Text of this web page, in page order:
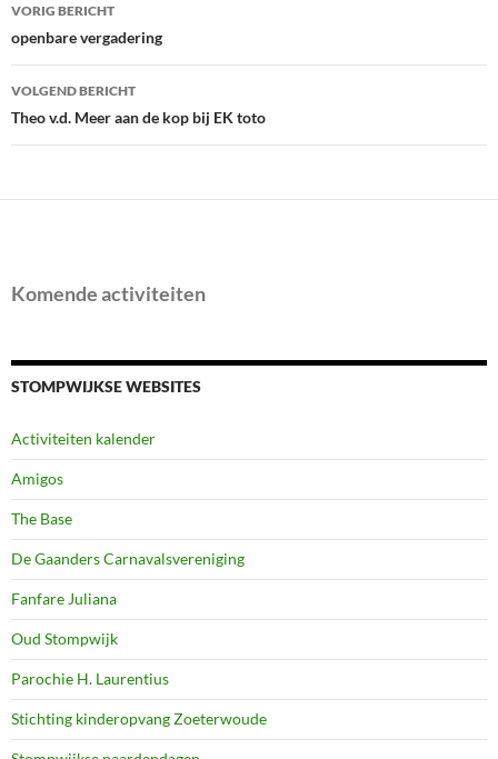
navigatie
VORIG BERICHT
openbare vergadering
VOLGEND BERICHT
Theo v.d. Meer aan de kop bij EK toto
Komende activiteiten
STOMPWIJKSE WEBSITES
Activiteiten kalender
Amigos
The Base
De Gaanders Carnavalsvereniging
Fanfare Juliana
Oud Stompwijk
Parochie H. Laurentius
Stichting kinderopvang Zoeterwoude